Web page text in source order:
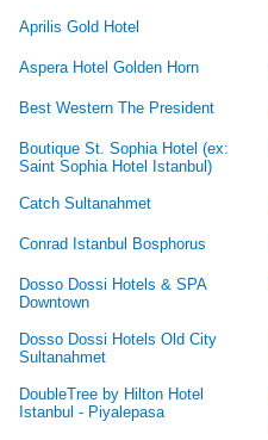
Aprilis Gold Hotel
Aspera Hotel Golden Horn
Best Western The President
Boutique St. Sophia Hotel (ex:
Saint Sophia Hotel Istanbul)
Catch Sultanahmet
Conrad Istanbul Bosphorus
Dosso Dossi Hotels & SPA
Downtown
Dosso Dossi Hotels Old City
Sultanahmet
DoubleTree by Hilton Hotel
Istanbul - Piyalepasa